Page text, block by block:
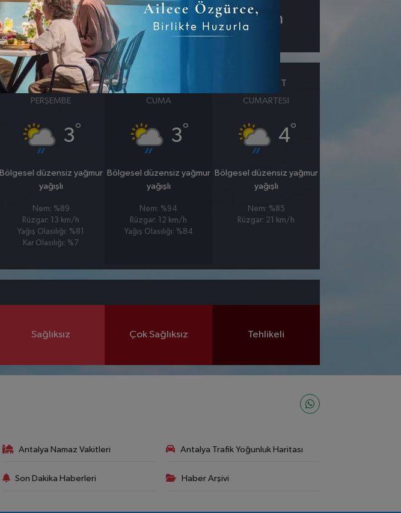
7km/s 3.1 2 km
26 MART
PERŞEMBE
3°
Bölgesel düzensiz yağmur
yağışlı
Nem: %89
Rüzgar: 13 km/h
Yağış Olasılığı: %81
Kar Olasılığı: %7
CUMA
3°
Bölgesel düzensiz yağmur
yağışlı
Nem: %94
Rüzgar: 12 km/h
Yağış Olasılığı: %84
28 MART
CUMARTESI
4°
Bölgesel düzensiz yağmur
yağışlı
Nem: %85
Rüzgar: 21 km/h
Sağlıksız Çok Sağlıksız Tehlikeli
Antalya Namaz Vakitleri Antalya Trafik Yoğunluk Haritası
Son Dakika Haberleri Haber Arşivi